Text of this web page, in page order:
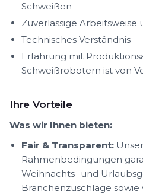
Schweißen
Zuverlässige
Technisches Verständnis
Erfahrung mit
Schweißrobotern ist von
Ihre Vorteile
Was wir Ihnen bieten:
Fair & Transparent:
Rahmenbedingungen
Weihnachts- und
Branchenzuschläge